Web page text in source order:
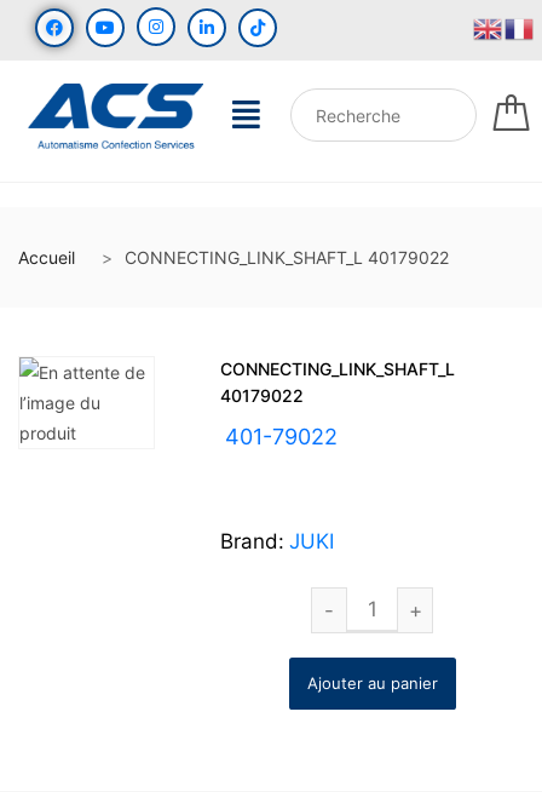
Accueil CONNECTING_LINK_SHAFT_L 40179022
CONNECTING_LINK_SHAFT_L
40179022
401-79022
Brand: JUKI
Ajouter au panier